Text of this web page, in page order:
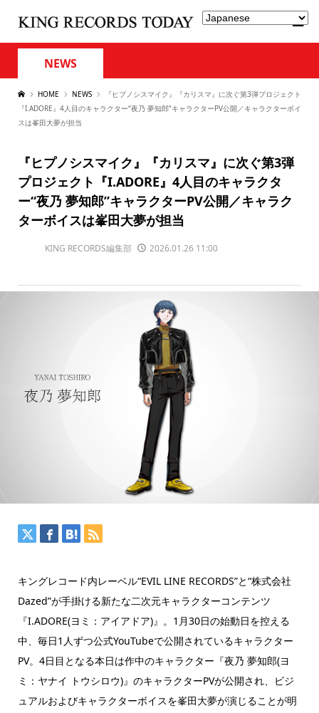
NEWS
HOME NEWS
『ヒプノシスマイク』『カリスマ』に次ぐ第3弾プロジェクト
『I.ADORE』4人目のキャラクター“夜乃 夢知郎”キャラクターPV公開／キャラクターボイ
スは峯田大夢が担当
『ヒプノシスマイク』『カリスマ』に次ぐ第3弾
プロジェクト『I.ADORE』4人目のキャラクタ
ー“夜乃 夢知郎”キャラクターPV公開／キャラク
ターボイスは峯田大夢が担当
KING RECORDS編集部 2026.01.26 11:00
キングレコード内レーベル“EVIL LINE RECORDS”と“株式会社
Dazed”が手掛ける新たな二次元キャラクターコンテンツ
『I.ADORE(ヨミ：アイアドア)』。1月30日の始動日を控える
中、毎日1人ずつ公式YouTubeで公開されているキャラクター
PV。4日目となる本日は作中のキャラクター『夜乃 夢知郎(ヨ
ミ：ヤナイ トウシロウ)』のキャラクターPVが公開され、ビジ
ュアルおよびキャラクターボイスを峯田大夢が演じることが明